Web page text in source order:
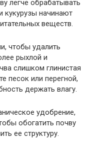
легче обрабатывать
кукурузы начинают
веществ.
чтобы удалить
рыхлой и
слишком глинистая
песок или перегной,
держать влагу.
удобрение,
обогатить почву
ее структуру.